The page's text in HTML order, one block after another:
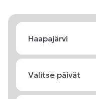
Valitse päivät